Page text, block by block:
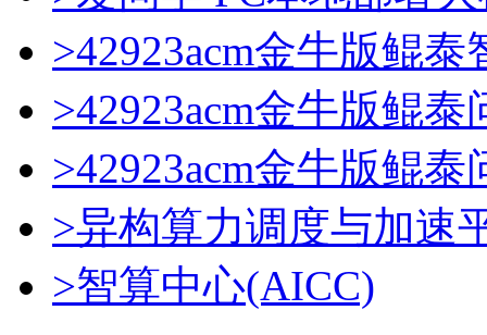
>42923acm金牛版鲲
>42923acm金牛版鲲
>42923acm金牛版鲲泰
>异构算力调度与加速
>智算中心(AICC)